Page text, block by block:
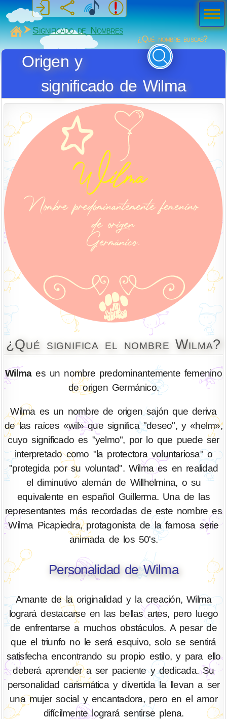
MiSabueso
Significado de Nombres
¿Qué nombre buscas?
Origen y
significado de Wilma
¿Qué significa el nombre Wilma?
Wilmaes un nombre predominantemente femenino
de origen Germánico.
Wilma es un nombre de origen sajón que deriva
de las raíces «wil» que significa "deseo", y «helm»,
cuyo significado es "yelmo", por lo que puede ser
interpretado como "la protectora voluntariosa" o
"protegida por su voluntad". Wilma es en realidad
el diminutivo alemán de Willhelmina, o su
equivalente en español Guillerma. Una de las
representantes más recordadas de este nombre es
Wilma Picapiedra, protagonista de la famosa serie
animada de los 50's.
Personalidad de Wilma
Amante de la originalidad y la creación, Wilma
logrará destacarse en las bellas artes, pero luego
de enfrentarse a muchos obstáculos. A pesar de
que el triunfo no le será esquivo, solo se sentirá
satisfecha encontrando su propio estilo, y para ello
deberá aprender a ser paciente y dedicada. Su
personalidad carismática y divertida la llevan a ser
una mujer social y encantadora, pero en el amor
difícilmente logrará sentirse plena.
Men
ú